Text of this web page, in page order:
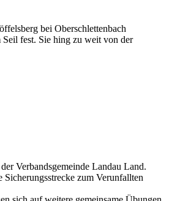
bei Oberschlettenbach
fest. Sie hing zu weit von der
Verbandsgemeinde Landau Land.
zum Verunfallten